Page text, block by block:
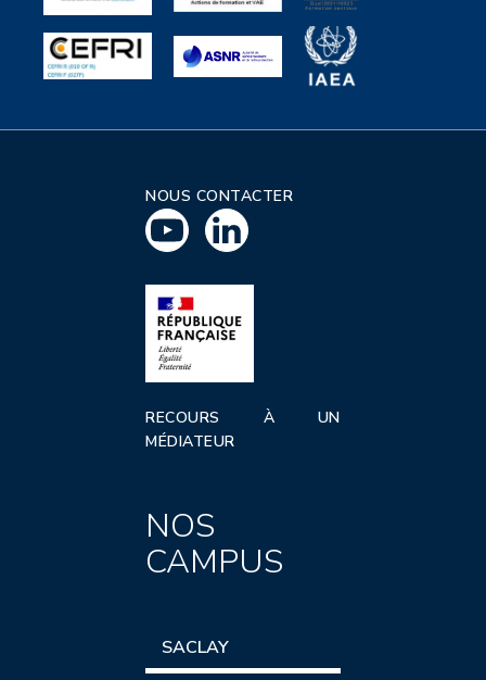
NOUS CONTACTER
RECOURS À UN
MÉDIATEUR
NOS
CAMPUS
SACLAY